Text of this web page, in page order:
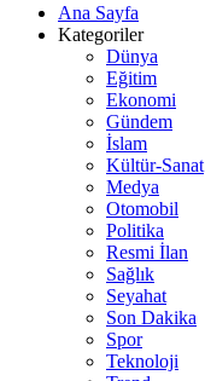
Ana Sayfa
Kategoriler
Dünya
Eğitim
Ekonomi
Gündem
İslam
Kültür-Sanat
Medya
Otomobil
Politika
Resmi İlan
Sağlık
Seyahat
Son Dakika
Spor
Teknoloji